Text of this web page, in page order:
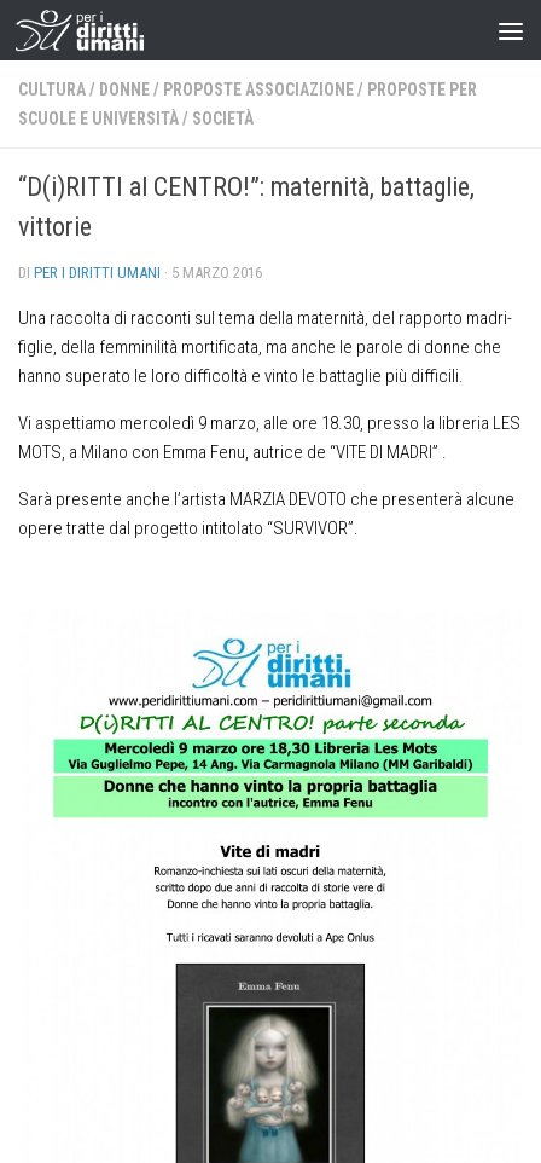
CULTURA/ DONNE/ PROPOSTE ASSOCIAZIONE/ PROPOSTE PER
SCUOLE E UNIVERSITÀ/ SOCIETÀ
“D(i)RITTI al CENTRO!”: maternità, battaglie,
vittorie
DI PER I DIRITTI UMANI · 5 MARZO 2016
Una raccolta di racconti sul tema della maternità, del rapporto madri-
figlie, della femminilità mortificata, ma anche le parole di donne che
hanno superato le loro difficoltà e vinto le battaglie più difficili.
Vi aspettiamo mercoledì 9 marzo, alle ore 18.30, presso la libreria LES
MOTS, a Milano con Emma Fenu, autrice de “VITE DI MADRI” .
Sarà presente anche l’artista MARZIA DEVOTO che presenterà alcune
opere tratte dal progetto intitolato “SURVIVOR”.